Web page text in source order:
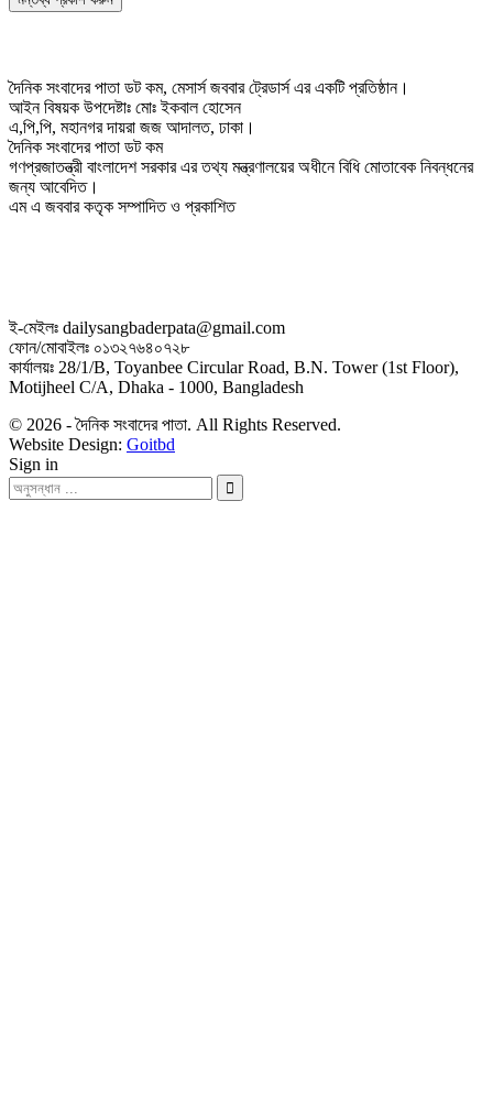
দৈনিক সংবাদের পাতা ডট কম, মেসার্স জববার ট্রেডার্স এর একটি প্রতিষ্ঠান।
আইন বিষয়ক উপদেষ্টাঃ মোঃ ইকবাল হোসেন
এ,পি,পি, মহানগর দায়রা জজ আদালত, ঢাকা।
দৈনিক সংবাদের পাতা ডট কম
গণপ্রজাতন্ত্রী বাংলাদেশ সরকার এর তথ্য মন্ত্রণালয়ের অধীনে বিধি মোতাবেক নিবন্ধনের
জন্য আবেদিত।
এম এ জববার কতৃক সম্পাদিত ও প্রকাশিত
ই-মেইলঃ dailysangbaderpata@gmail.com
ফোন/মোবাইলঃ ০১৩২৭৬৪০৭২৮
কার্যালয়ঃ 28/1/B, Toyanbee Circular Road, B.N. Tower (1st Floor),
Motijheel C/A, Dhaka - 1000, Bangladesh
© 2026 - দৈনিক সংবাদের পাতা. All Rights Reserved.
Website Design: Goitbd
Sign in